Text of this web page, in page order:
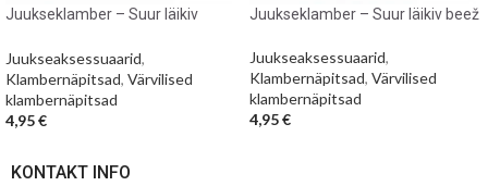
Juukseklamber – Suur läikiv
Juukseaksessuaarid,
Klambernäpitsad, Värvilised
klambernäpitsad
4,95€
Juukseklamber – Suur läikiv beež
Juukseaksessuaarid,
Klambernäpitsad, Värvilised
klambernäpitsad
4,95€
KONTAKT INFO